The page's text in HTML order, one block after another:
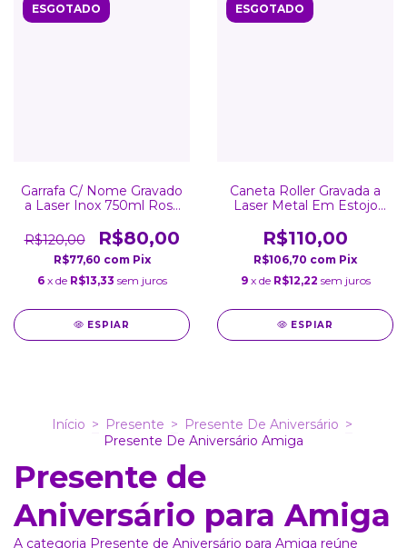
ESGOTADO
Garrafa C/ Nome Gravado
a Laser Inox 750ml Rosa
R$120,00
R$80,00
R$77,60 com Pix
6 x de R$13,33 sem juros
ESPIAR
ESGOTADO
Caneta Roller Gravada a
Laser Metal Em Estojo
R$110,00
R$106,70 com Pix
9 x de R$12,22 sem juros
ESPIAR
Início > Presente > Presente De Aniversário >
Presente De Aniversário Amiga
Presente de
Aniversário para Amiga
A categoria Presente de Aniversário para Amiga reúne